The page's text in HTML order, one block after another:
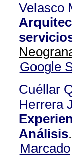
Velasco
Google
Cuéllar
Herrera
Análisis.
Marcado